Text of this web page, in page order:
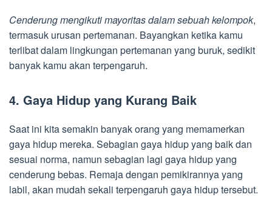
Cenderung mengikuti mayoritas dalam sebuah kelompok,
termasuk urusan pertemanan. Bayangkan ketika kamu
terlibat dalam lingkungan pertemanan yang buruk, sedikit
banyak kamu akan terpengaruh.
4. Gaya Hidup yang Kurang Baik
Saat ini kita semakin banyak orang yang memamerkan
gaya hidup mereka. Sebagian gaya hidup yang baik dan
sesuai norma, namun sebagian lagi gaya hidup yang
cenderung bebas. Remaja dengan pemikirannya yang
labil, akan mudah sekali terpengaruh gaya hidup tersebut.